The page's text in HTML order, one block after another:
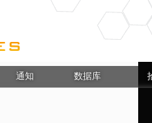
通知 数据库